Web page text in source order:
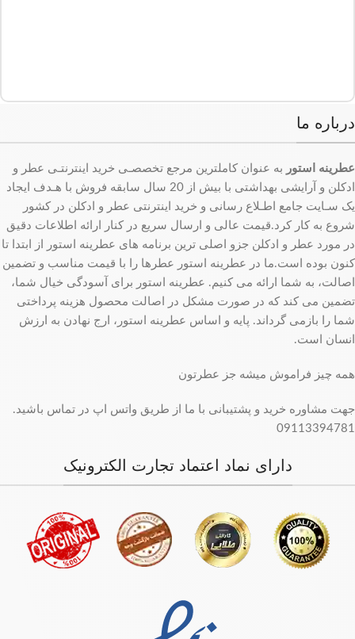
درباره ما
عطرینه استور به عنوان کاملترین مرجع تخصصـی خرید اینترنتـی عطر و
ادکلن و آرایشی بهداشتی با بیش از 20 سال سابقه فروش با هـدف ایجاد
یک سـایت جامع اطـلاع رسانی و خرید اینترنتی عطر و ادکلن در کشور
شروع به کار کرد.قیمت عالی و ارسال سریع در کنار ارائه اطلاعات دقیق
در مورد عطر و ادکلن جزو اصلی ترین برنامه های عطرینه استور از ابتدا تا
کنون بوده است.ما در عطرینه استور عطرها را با قیمت مناسب و تضمین
اصالت، به شما ارائه می کنیم. عطرینه استور برای آسودگی خیال شما،
تضمین می کند که در صورت مشکل در اصالت محصول هزینه پرداختی
شما را بازمی گرداند. پایه و اساس عطرینه استور، ارج نهادن به ارزش
انسان است.
همه چیز فراموش میشه جز عطرتون
جهت مشاوره خرید و پشتیبانی با ما از طریق واتس اپ در تماس باشید.
09113394781
دارای نماد اعتماد تجارت الکترونیک